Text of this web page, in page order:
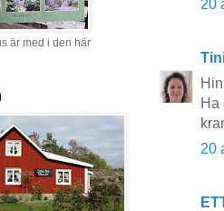
20
Ha
20
är med i den här